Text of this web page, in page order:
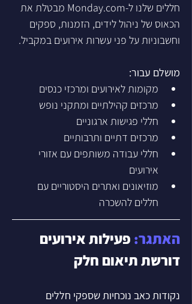
חללים שלנו ל-Monday.com מבטלת את
הכאוס של ניהול לידים, הזמנות, ספקים
וחשבוניות על פני עשרות אירועים במקביל.
מושלם עבור:
מקומות לאירועים ומרכזי כנסים
מרכזים קהילתיים ומתקני נופש
חללי פגישות ארגוניים
מרכזים דתיים ותרבותיים
חללי עבודה משותפים עם אזורי
אירועים
מוזיאונים ואתרים היסטוריים עם
חללים להשכרה
האתגר: פעילות אירועים
דורשת תיאום חלק
נקודות כאב נוכחיות שספקי חללים